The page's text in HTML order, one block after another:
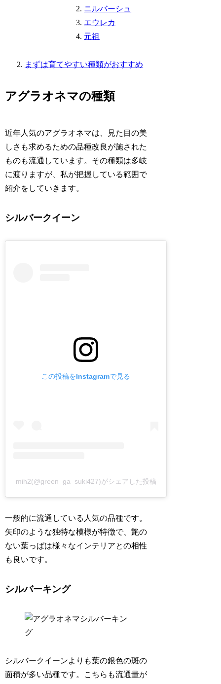
ニルバーシュ
エウレカ
元祖
まずは育てやすい種類がおすすめ
アグラオネマの種類
近年人気のアグラオネマは、見た目の美
しさも求めるための品種改良が施された
ものも流通しています。その種類は多岐
に渡りますが、私が把握している範囲で
紹介をしていきます。
シルバークイーン
この投稿をInstagramで見る
mih2(@green_ga_suki427)がシェアした投稿
一般的に流通している人気の品種です。
矢印のような独特な模様が特徴で、艶の
ない葉っぱは様々なインテリアとの相性
も良いです。
シルバーキング
シルバークイーンよりも葉の銀色の斑の
面積が多い品種です。こちらも流通量が